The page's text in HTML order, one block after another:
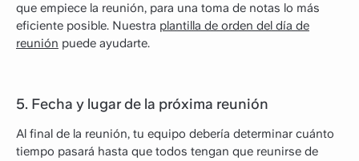
que empiece la reunión, para una toma de notas lo más
eficiente posible. Nuestra plantilla de orden del día de
reunión puede ayudarte.
5. Fecha y lugar de la próxima reunión
Al final de la reunión, tu equipo debería determinar cuánto
tiempo pasará hasta que todos tengan que reunirse de